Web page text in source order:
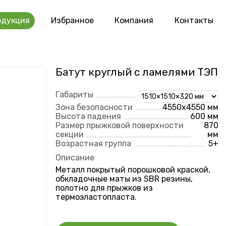
Избранное Компания Контакты
Батут круглый с ламелями ТЭП
Габариты
Зона безопасности
4550х4550 мм
Высота падения
600 мм
Размер прыжковой поверхности
секции
870
мм
Возрастная группа
5+
Описание
Металл покрытый порошковой краской,
обкладочные маты из SBR резины,
полотно для прыжков из
термоэластопласта.